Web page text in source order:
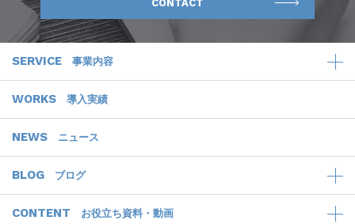
CONTACT
SERVICE 事業内容
WORKS 導入実績
NEWS ニュース
BLOG ブログ
CONTENT お役立ち資料・動画